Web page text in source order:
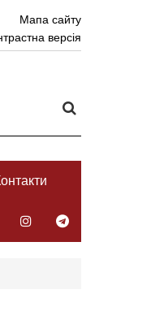
Мапа сайту
версія